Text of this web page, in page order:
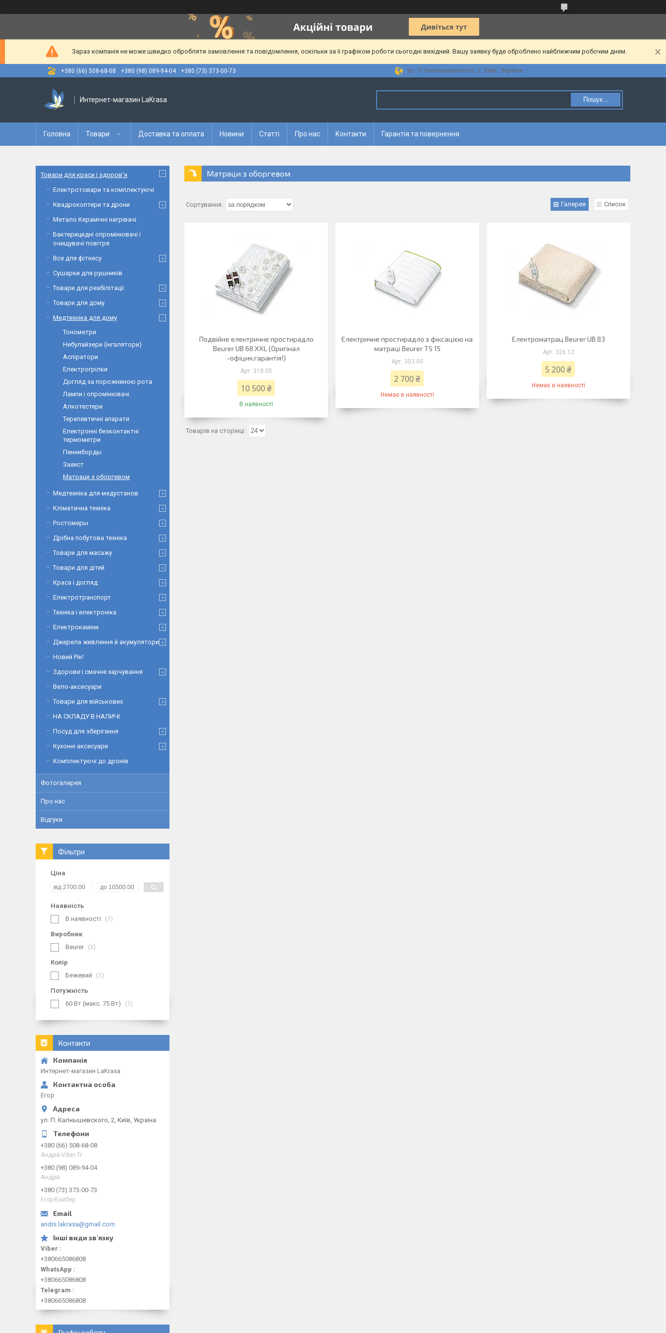
Зараз компанія не може швидко обробляти замовлення та повідомлення, оскільки за її графіком роботи сьогодні вихідний. Вашу заявку буде оброблено найближчим робочим днем.
+380 (66) 508-68-08 +380 (98) 089-94-04 +380 (73) 373-00-73 ул. П. Калнышевского, 2, Київ, Україна
Интернет-магазин LaKrasa Пошук...
Головна Товари Доставка та оплата Новини Статті Про нас Контакти Гарантія та повернення
Матраци з оборгевом
Галерея Список
Подвійне електричне простирадло
Beurer UB 68 XXL (Оригінал
-офіцик.гарантія!)
318.05
10 500 ₴
В наявності
Електричне простирадло з фіксацією на
матраці Beurer TS 15
303.00
2 700 ₴
Немає в наявності
Електроматрац Beurer UB 83
326.12
5 200 ₴
Немає в наявності
Товари для краси і здоров'я
Електротовари та комплектуючі
Квадрокоптери та дрони
Метало Керамічні нагрівачі
Бактерицидні опромінювачі і
очищувачі повітря
Все для фітнесу
Сушарки для рушників
Товари для реабілітації
Товари для дому
Медтехніка для дому
Тонометри
Небулайзери (інгалятори)
Аспіратори
Електрогрілки
Догляд за порожниною рота
Лампи і опромінювачі
Алкотестери
Терапевтичні апарати
Електронні безконтактні
термометри
Пенниборды
Захист
Матраци з оборгевом
Медтехніка для медустанов
Кліматична техніка
Ростомеры
Дрібна побутова техніка
Товари для масажу
Товари для дітей
Краса і догляд
Електротранспорт
Техніка і електроніка
Електрокаміни
Джерела живлення й акумулятори
Новий Рік!
Здорове і смачне харчування
Вело-аксесуари
Товари для військових
НА СКЛАДУ В НАЛИЧІ
Посуд для зберігання
Кухонні аксесуари
Комплектуючі до дронів
Фотогалерея
Про нас
Відгуки
Фільтри
Ціна
Наявність
В наявності
1
Виробник
Beurer
3
Колір
Бежевий
1
Потужність
60 Вт (макс. 75 Вт)
1
Контакти
Интернет-магазин LaKrasa
Егор
ул. П. Калнышевского, 2, Київ, Україна
+380 (66) 508-68-08
Андрій-Viber-Тг
+380 (98) 089-94-04
Андрій
+380 (73) 373-00-73
Егор-Вайбер
andrii.lakrasa@gmail.com
Viber
+380665086808
WhatsApp
+380665086808
Telegram
+380665086808